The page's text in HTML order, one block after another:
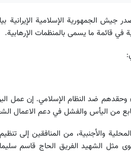
جيش الجمهورية الإسلامية الإيرانية
في قائمة ما يسمى بالمنظمات الإرهابية.
وحقدهم ضد النظام الإسلامي. إن عمل
من اليأس والفشل في دعم الاعمال
والأجنبية، من المنافقين إلى
مثل الشهيد الفريق الحاج قاسم